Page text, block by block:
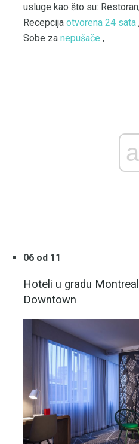
usluge kao što su:
Recepcija otvorena 24 sata
Sobe za nepušače ,
06 od 11
Hoteli u gradu
Downtown